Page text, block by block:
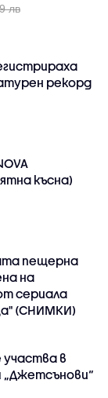
лв
рекорд
късна)
пещерна
на
сериала
(СНИМКИ)
в
„Джетсънови“